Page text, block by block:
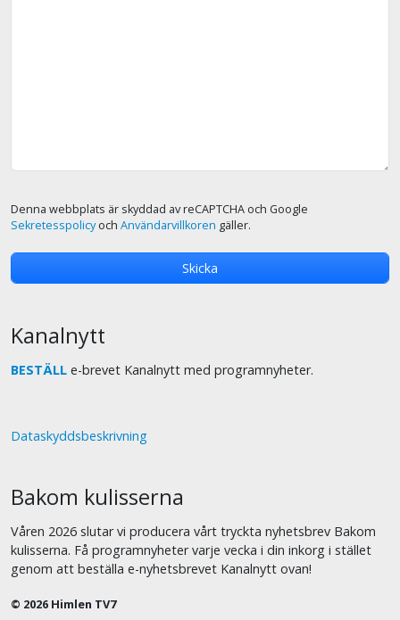
Denna webbplats är skyddad av reCAPTCHA och Google
Sekretesspolicyoch Användarvillkoren gäller.
Kanalnytt
BESTÄLL e-brevet Kanalnytt med programnyheter.
Dataskyddsbeskrivning
Bakom kulisserna
Våren 2026 slutar vi producera vårt tryckta nyhetsbrev Bakom
kulisserna. Få programnyheter varje vecka i din inkorg i stället
genom att beställa e-nyhetsbrevet Kanalnytt ovan!
© 2026 Himlen TV7